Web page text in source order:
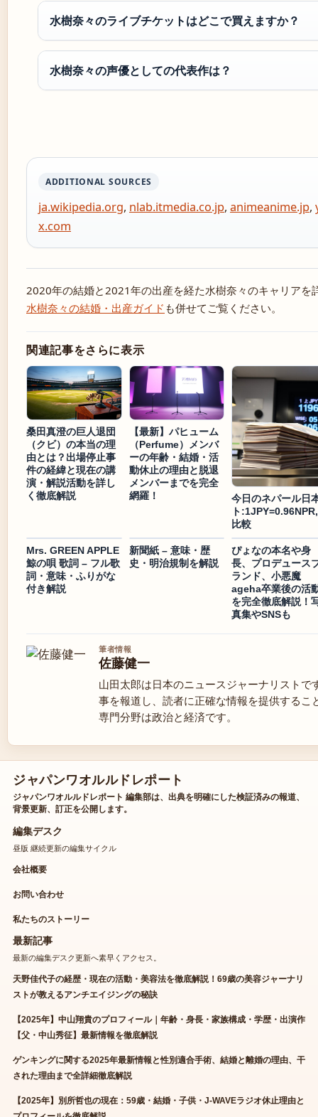
水樹奈々のライブチケットはどこで買えますか？
水樹奈々の声優としての代表作は？
ADDITIONAL SOURCES
ja.wikipedia.org, nlab.itmedia.co.jp, animeanime.jp,
x.com
2020年の結婚と2021年の出産を経た水樹奈々のキャリアを
水樹奈々の結婚・出産ガイド も併せてご覧ください。
関連記事をさらに表示
桑田真澄の巨人退団
（クビ）の本当の理
由とは？出場停止事
件の経緯と現在の講
演・解説活動を詳し
く徹底解説
【最新】パヒューム
（Perfume）メンバ
ーの年齢・結婚・活
動休止の理由と脱退
メンバーまでを完全
網羅！
今日のネパール日
ト
比較
Mrs. GREEN APPLE
鯨の唄 歌詞 – フル歌
詞・意味・ふりがな
付き解説
新聞紙 – 意味・歴
史・明治規制を解説
ぴょなの本名や身
長、プロデュース
ランド、小悪魔
ageha卒業後の活
を完全徹底解説！
真集やSNSも
筆者情報
佐藤健一
山田太郎は日本のニュースジャーナリストで
事を報道し、読者に正確な情報を提供するこ
専門分野は政治と経済です。
ジャパンワオルルドレポート
ジャパンワオルルドレポート 編集部は、出典を明確にした検証済みの報道、
背景更新、訂正を公開します。
編集デスク
昼版 継続更新の編集サイクル
会社概要
お問い合わせ
私たちのストーリー
最新記事
最新の編集デスク更新へ素早くアクセス。
天野佳代子の経歴・現在の活動・美容法を徹底解説！69歳の美容ジャーナリ
ストが教えるアンチエイジングの秘訣
【2025年】中山翔貴のプロフィール｜年齢・身長・家族構成・学歴・出演作
【父・中山秀征】最新情報を徹底解説
ゲンキングに関する2025年最新情報と性別適合手術、結婚と離婚の理由、干
された理由まで全詳細徹底解説
【2025年】別所哲也の現在：59歳・結婚・子供・J-WAVEラジオ休止理由と